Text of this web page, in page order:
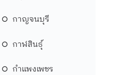
กาญจนบุรี
กาฬสินธุ์
กำแพงเพชร